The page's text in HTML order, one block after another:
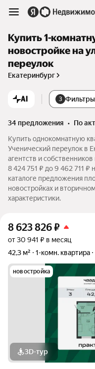
Купить 1-
новостройке на
переулок
Екатеринбург
AI 3 Фильтры
34 предложения •
по
Купить однокомнатную
Ученический переулок в
агентств и
8 424 751 ₽ до 9 462 711
каталоге предложения
новостройках и
характеристики.
8 623 826₽
от 30 941 ₽ в месяц
42,3 м²
1-комн. квартира
новостройка
3D-тур